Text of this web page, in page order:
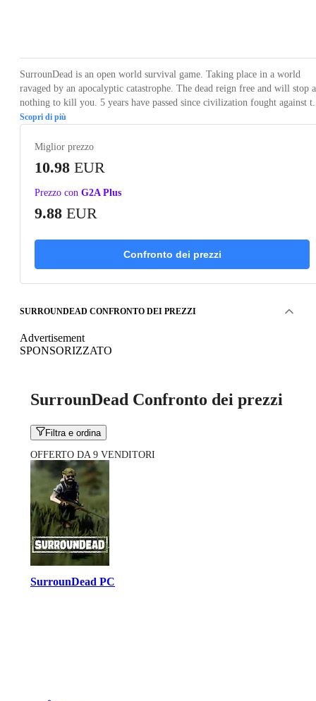
SurrounDead is an open world survival game. Taking place in a world
ravaged by an apocalyptic catastrophe. The dead reign free and will stop
nothing to kill you. 5 years have passed since civilization fought against
Scopri di più
Miglior prezzo
10.98 EUR
Prezzo con G2A Plus
9.88 EUR
Confronto dei prezzi
SURROUNDEAD CONFRONTO DEI PREZZI
Advertisement
SPONSORIZZATO
SurrounDead Confronto dei prezzi
Filtra e ordina
OFFERTO DA 9 VENDITORI
SurrounDead PC